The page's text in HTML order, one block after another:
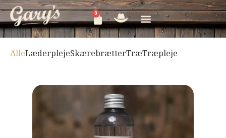
0
LæderplejeSkærebrætterTræTræpleje
Alle